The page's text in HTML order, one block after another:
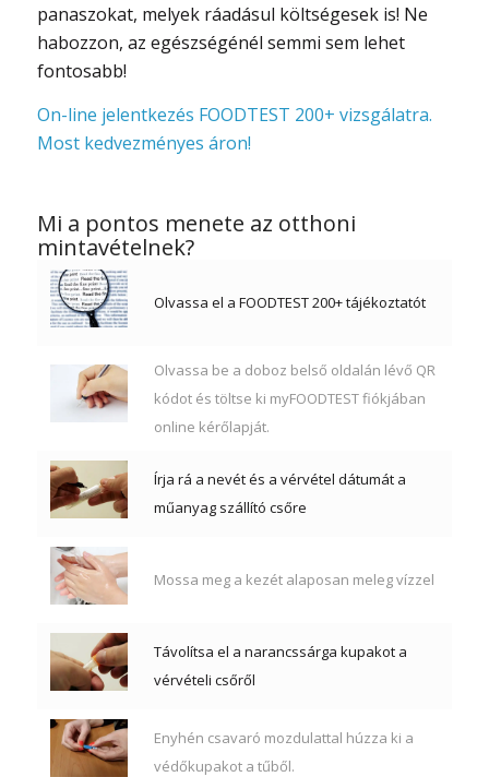
panaszokat, melyek ráadásul költségesek is! Ne
habozzon, az egészségénél semmi sem lehet
fontosabb!
On-line jelentkezés FOODTEST 200+ vizsgálatra.
Most kedvezményes áron!
Mi a pontos menete az otthoni
mintavételnek?
Olvassa el a FOODTEST 200+ tájékoztatót
Olvassa be a doboz belső oldalán lévő QR
kódot és töltse ki myFOODTEST fiókjában
online kérőlapját.
Írja rá a nevét és a vérvétel dátumát a
műanyag szállító csőre
Mossa meg a kezét alaposan meleg vízzel
Távolítsa el a narancssárga kupakot a
vérvételi csőről
Enyhén csavaró mozdulattal húzza ki a
védőkupakot a tűből.